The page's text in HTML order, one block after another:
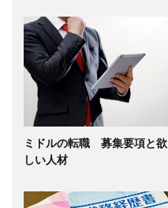
ミドルの転職 募集要項と欲
しい人材